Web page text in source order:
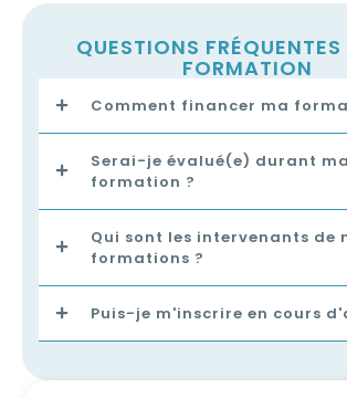
QUESTIONS FRÉQUENTES
FORMATION
Comment financer ma
Serai-je évalué(e) durant ma
formation ?
Qui sont les intervenants de
formations ?
Puis-je m'inscrire en cours